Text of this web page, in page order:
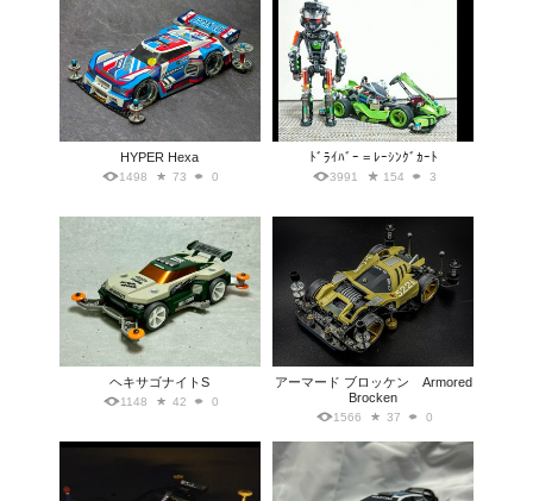
HYPER Hexa
1498 73 0
ﾄﾞﾗｲﾊﾞｰ = ﾚｰｼﾝｸﾞｶｰﾄ
3991 154 3
ヘキサゴナイトS
1148 42 0
アーマード ブロッケン Armored
Brocken
1566 37 0